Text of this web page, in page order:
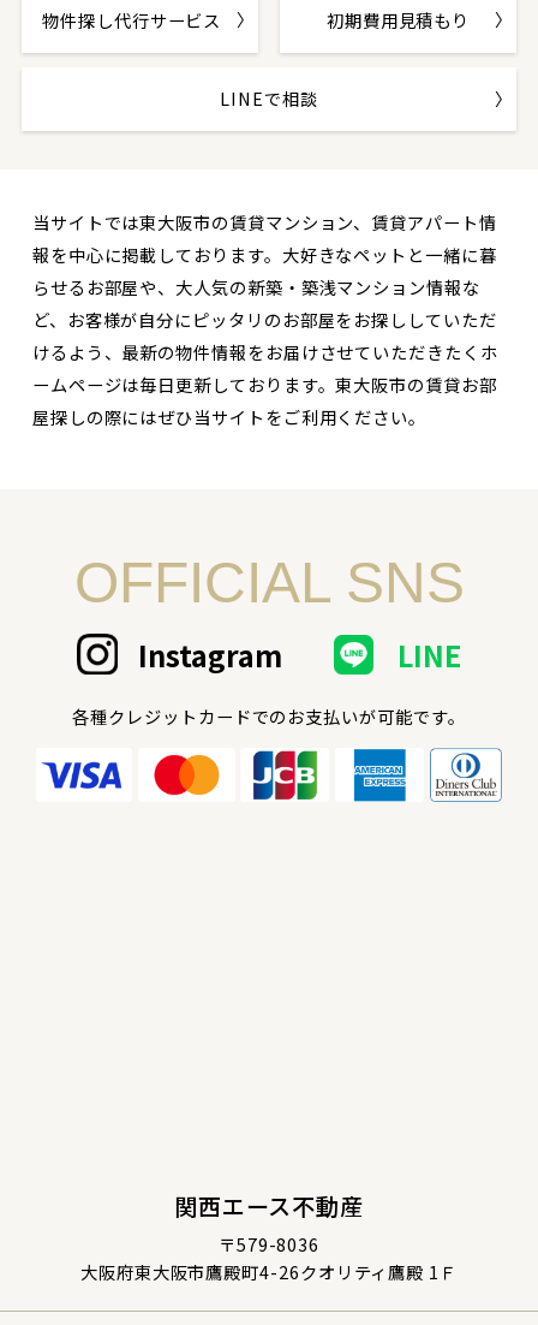
物件探し代行サービス 初期費用見積もり
LINEで相談
当サイトでは東大阪市の賃貸マンション、賃貸アパート情
報を中心に掲載しております。大好きなペットと一緒に暮
らせるお部屋や、大人気の新築・築浅マンション情報な
ど、お客様が自分にピッタリのお部屋をお探ししていただ
けるよう、最新の物件情報をお届けさせていただきたくホ
ームページは毎日更新しております。東大阪市の賃貸お部
屋探しの際にはぜひ当サイトをご利用ください。
OFFICIAL SNS
Instagram LINE
各種クレジットカードでのお支払いが可能です。
関西エース不動産
〒579-8036
大阪府東大阪市鷹殿町4-26クオリティ鷹殿 1Ｆ